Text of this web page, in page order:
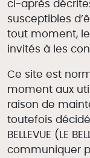
ci-après
susceptibles
tout moment,
invités à les
Ce site est
moment aux
raison de
toutefois décidée
BELLEVUE (LE
communiquer